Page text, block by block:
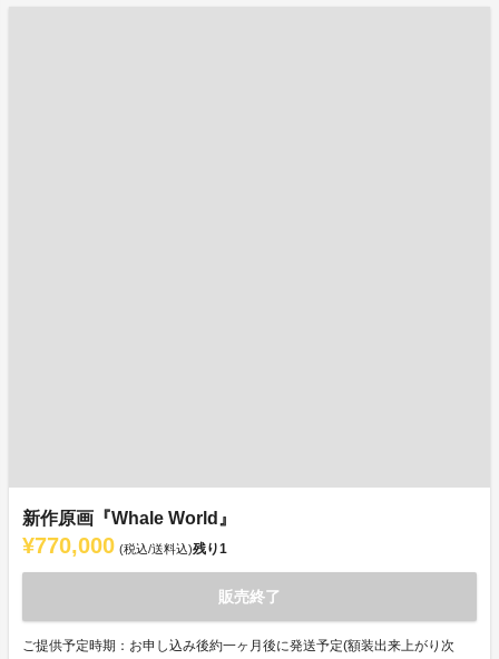
新作原画『Whale World』
¥770,000 (税込/送料込)残り1
販売終了
ご提供予定時期：お申し込み後約一ヶ月後に発送予定(額装出来上がり次